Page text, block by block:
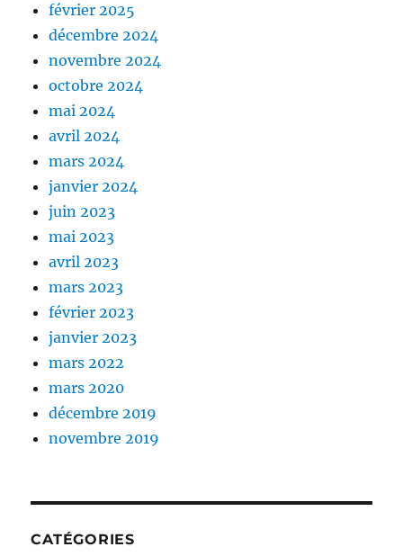
février 2025
décembre 2024
novembre 2024
octobre 2024
mai 2024
avril 2024
mars 2024
janvier 2024
juin 2023
mai 2023
avril 2023
mars 2023
février 2023
janvier 2023
mars 2022
mars 2020
décembre 2019
novembre 2019
CATÉGORIES